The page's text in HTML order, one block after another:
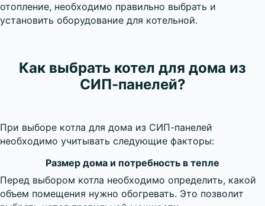
отопление, необходимо правильно выбрать и
установить оборудование для котельной.
Как выбрать котел для дома из
СИП-панелей?
При выборе котла для дома из СИП-панелей
необходимо учитывать следующие факторы:
Размер дома и потребность в тепле
Перед выбором котла необходимо определить, какой
объем помещения нужно обогревать. Это позволит